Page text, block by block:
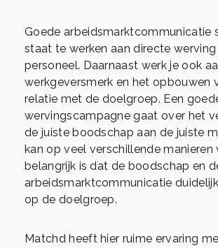
Goede arbeidsmarktcommunicatie
staat te werken aan directe
personeel. Daarnaast werk je ook
werkgeversmerk en het opbouwen
relatie met de doelgroep. Een
wervingscampagne gaat over het
de juiste boodschap aan de juiste
kan op veel verschillende manieren
belangrijk is dat de boodschap en
arbeidsmarktcommunicatie
op de doelgroep.
Matchd heeft hier ruime ervaring